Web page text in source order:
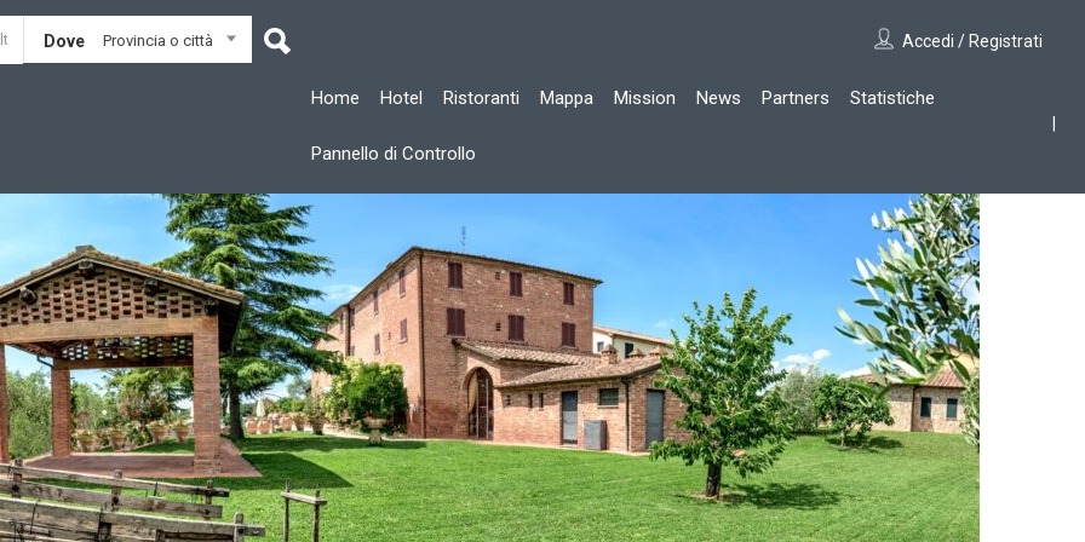
Dove Provincia o città Accedi / Registrati
Home Hotel Ristoranti Mappa Mission News Partners Statistiche
Pannello di Controllo